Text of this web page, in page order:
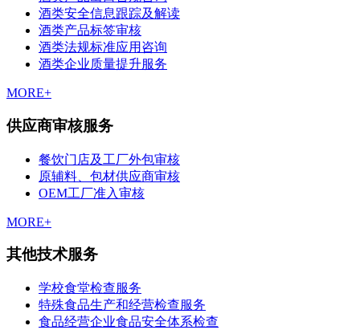
酒类安全信息跟踪及解读
酒类产品标签审核
酒类法规标准应用咨询
酒类企业质量提升服务
MORE+
供应商审核服务
餐饮门店及工厂外包审核
原辅料、包材供应商审核
OEM工厂准入审核
MORE+
其他技术服务
学校食堂检查服务
特殊食品生产和经营检查服务
食品经营企业食品安全体系检查